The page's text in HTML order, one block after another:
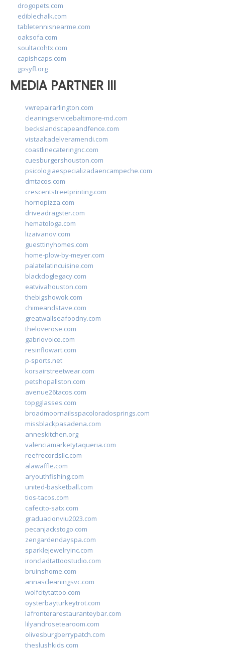
drogopets.com
ediblechalk.com
tabletennisnearme.com
oaksofa.com
soultacohtx.com
capishcaps.com
gpsyfl.org
MEDIA PARTNER III
vwrepairarlington.com
cleaningservicebaltimore-md.com
beckslandscapeandfence.com
vistaaltadelveramendi.com
coastlinecateringnc.com
cuesburgershouston.com
psicologiaespecializadaencampeche.com
dmtacos.com
crescentstreetprinting.com
hornopizza.com
driveadragster.com
hematologa.com
lizaivanov.com
guesttinyhomes.com
home-plow-by-meyer.com
palatelatincuisine.com
blackdoglegacy.com
eatvivahouston.com
thebigshowok.com
chimeandstave.com
greatwallseafoodny.com
theloverose.com
gabriovoice.com
resinflowart.com
p-sports.net
korsairstreetwear.com
petshopallston.com
avenue26tacos.com
topgglasses.com
broadmoornailsspacoloradosprings.com
missblackpasadena.com
anneskitchen.org
valenciamarketytaqueria.com
reefrecordsllc.com
alawaffle.com
aryouthfishing.com
united-basketball.com
tios-tacos.com
cafecito-satx.com
graduacionviu2023.com
pecanjackstogo.com
zengardendayspa.com
sparklejewelryinc.com
ironcladtattoostudio.com
bruinshome.com
annascleaningsvc.com
wolfcitytattoo.com
oysterbayturkeytrot.com
lafronterarestauranteybar.com
lilyandrosetearoom.com
olivesburgberrypatch.com
theslushkids.com